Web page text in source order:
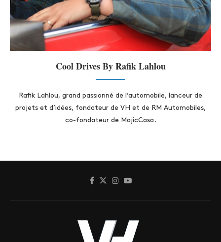
Cool Drives By Rafik Lahlou
Rafik Lahlou, grand passionné de l’automobile, lanceur de
projets et d’idées, fondateur de VH et de RM Automobiles,
co-fondateur de MajicCasa.